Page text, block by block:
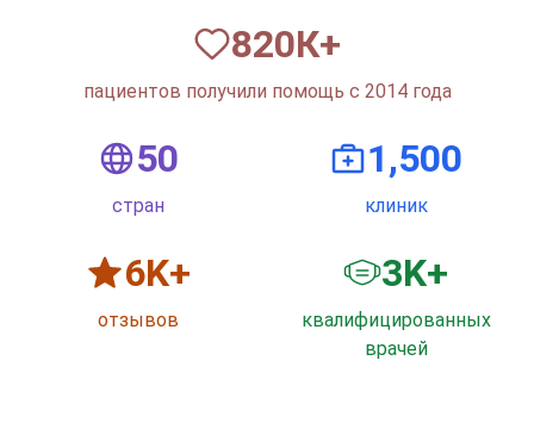
820К+
пациентов получили помощь с 2014 года
50
стран
1,500
клиник
6K+
отзывов
3K+
квалифицированных
врачей